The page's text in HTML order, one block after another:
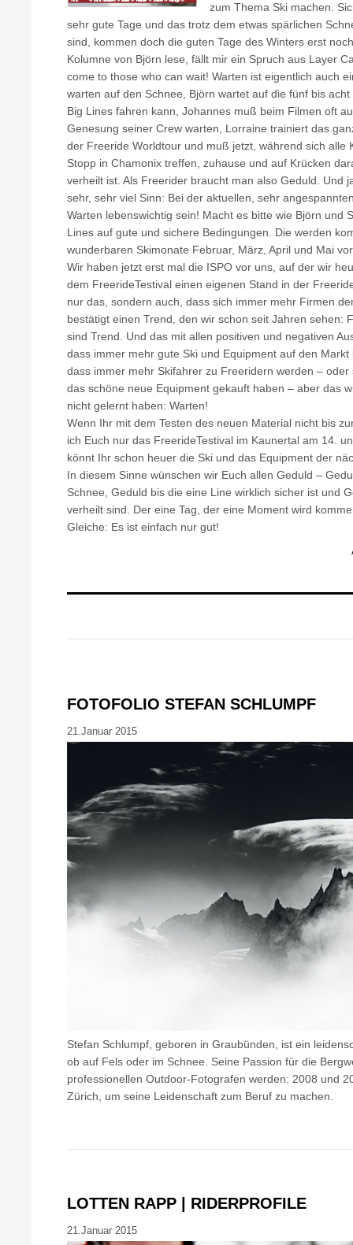
zum Thema Ski machen.
sehr gute Tage und das trotz dem etwas spärlichen
sind, kommen doch die guten Tage des Winters erst
Kolumne von Björn lese, fällt mir ein Spruch aus Layer
come to those who can wait! Warten ist eigentlich auch
warten auf den Schnee, Björn wartet auf die fünf bis
Big Lines fahren kann, Johannes muß beim Filmen oft
Genesung seiner Crew warten, Lorraine trainiert das
der Freeride Worldtour und muß jetzt, während sich alle
Stopp in Chamonix treffen, zuhause und auf Krücken
verheilt ist. Als Freerider braucht man also Geduld. Und
sehr, sehr viel Sinn: Bei der aktuellen, sehr
Warten lebenswichtig sein! Macht es bitte wie Björn und
Lines auf gute und sichere Bedingungen. Die werden
wunderbaren Skimonate Februar, März, April und Mai
Wir haben jetzt erst mal die ISPO vor uns, auf der wir
dem FreerideTestival einen eigenen Stand in der
nur das, sondern auch, dass sich immer mehr Firmen
bestätigt einen Trend, den wir schon seit Jahren sehen:
sind Trend. Und das mit allen positiven und negativen
dass immer mehr gute Ski und Equipment auf den
dass immer mehr Skifahrer zu Freeridern werden –
das schöne neue Equipment gekauft haben – aber das
nicht gelernt haben: Warten!
Wenn Ihr mit dem Testen des neuen Material nicht bis
ich Euch nur das FreerideTestival im Kaunertal am 14.
könnt Ihr schon heuer die Ski und das Equipment der
In diesem Sinne wünschen wir Euch allen Geduld –
Schnee, Geduld bis die eine Line wirklich sicher ist und
verheilt sind. Der eine Tag, der eine Moment wird
Gleiche: Es ist einfach nur gut!
FOTOFOLIO STEFAN SCHLUMPF
21.Januar 2015
Stefan Schlumpf, geboren in Graubünden, ist ein
ob auf Fels oder im Schnee. Seine Passion für die
professionellen Outdoor-Fotografen werden: 2008 und
Zürich, um seine Leidenschaft zum Beruf zu machen.
LOTTEN RAPP | RIDERPROFILE
21.Januar 2015